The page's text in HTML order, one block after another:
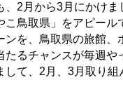
、2月から3月にかけま
こ鳥取県」をアピール
ンを、鳥取県の旅館、
たるチャンスが毎週や
して、2月、3月取り組